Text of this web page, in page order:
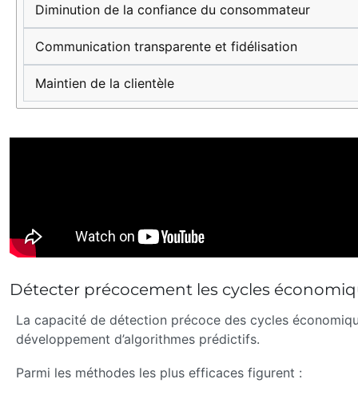
Diminution de la confiance du consommateur
Communication transparente et fidélisation
Maintien de la clientèle
Détecter précocement les cycles
La capacité de détection précoce des cycles
développement d’algorithmes prédictifs.
Parmi les méthodes les plus efficaces figurent :